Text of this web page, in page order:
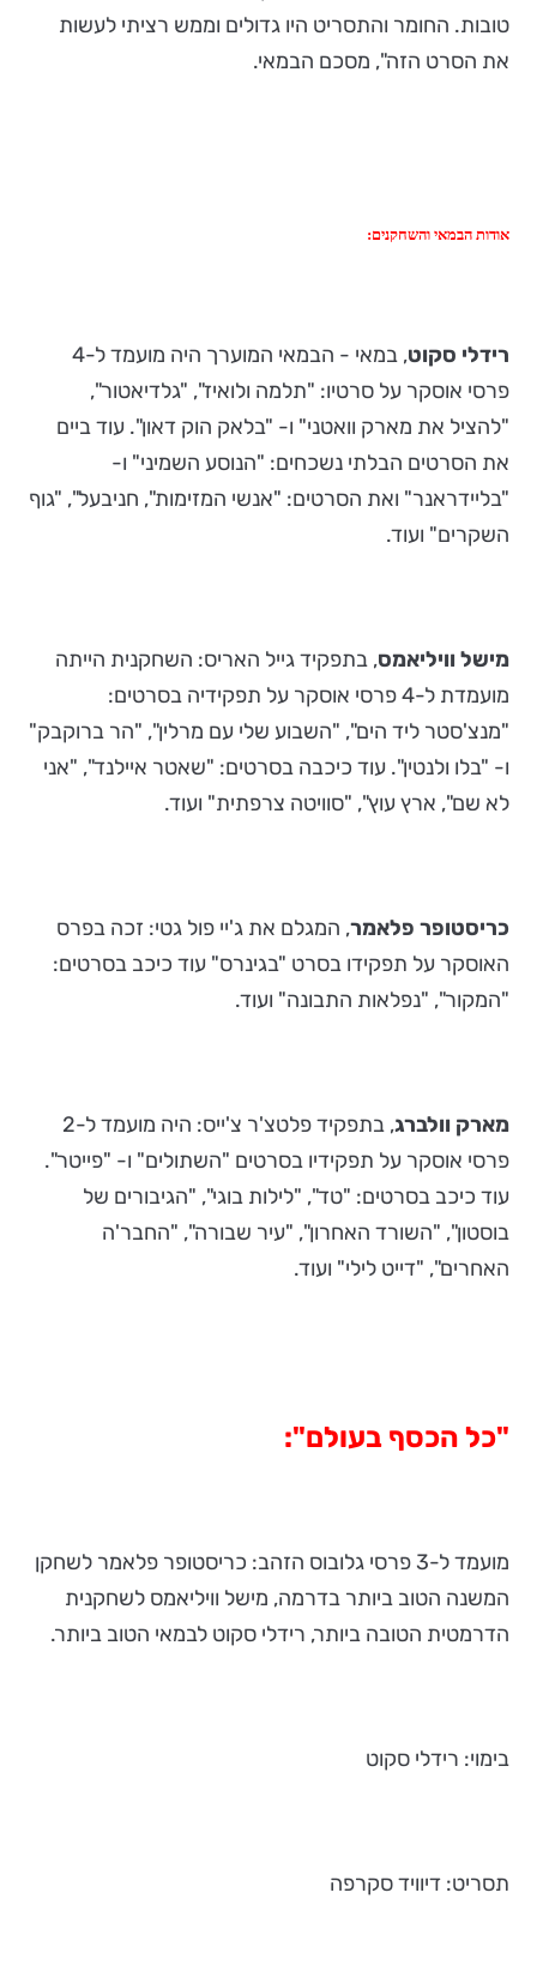
טובות. החומר והתסריט היו גדולים וממש רציתי לעשות
את הסרט הזה", מסכם הבמאי.
אודות הבמאי והשחקנים:
רידלי סקוט
, במאי - הבמאי המוערך היה מועמד ל-4
פרסי אוסקר על סרטיו: "תלמה ולואיז", "גלדיאטור",
"להציל את מארק וואטני" ו- "בלאק הוק דאון". עוד ביים
את הסרטים הבלתי נשכחים: "הנוסע השמיני" ו-
"בליידראנר" ואת הסרטים: "אנשי המזימות", חניבעל", "גוף
השקרים" ועוד.
מישל וויליאמס, בתפקיד גייל האריס: השחקנית הייתה
מועמדת ל-4 פרסי אוסקר על תפקידיה בסרטים:
"מנצ'סטר ליד הים", "השבוע שלי עם מרלין", "הר ברוקבק"
ו- "בלו ולנטין". עוד כיכבה בסרטים: "שאטר איילנד", "אני
לא שם", ארץ עוץ", "סוויטה צרפתית" ועוד.
כריסטופר פלאמר, המגלם את ג'יי פול גטי: זכה בפרס
האוסקר על תפקידו בסרט "בגינרס" עוד כיכב בסרטים:
"המקור", "נפלאות התבונה" ועוד.
מארק וולברג
, בתפקיד פלטצ'ר צ'ייס: היה מועמד ל-2
פרסי אוסקר על תפקידיו בסרטים "השתולים" ו- "פייטר".
עוד כיכב בסרטים: "טד", "לילות בוגי", "הגיבורים של
בוסטון", "השורד האחרון", "עיר שבורה", "החבר'ה
האחרים", "דייט לילי" ועוד.
"כל הכסף בעולם":
מועמד ל-3 פרסי גלובוס הזהב: כריסטופר פלאמר לשחקן
המשנה הטוב ביותר בדרמה, מישל וויליאמס לשחקנית
הדרמטית הטובה ביותר, רידלי סקוט לבמאי הטוב ביותר.
בימוי: רידלי סקוט
תסריט: דיוויד סקרפה